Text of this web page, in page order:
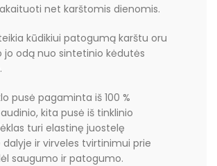
net karštomis dienomis.
kūdikiui patogumą karštu oru
jo odą nuo sintetinio kėdutės
pusė pagaminta iš 100 %
kita pusė iš tinklinio
turi elastinę juostelę
ir virveles tvirtinimui prie
saugumo ir patogumo.